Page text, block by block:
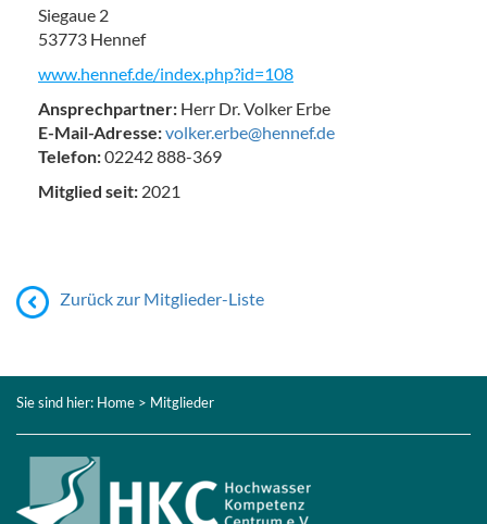
Siegaue 2
53773 Hennef
www.hennef.de/index.php?id=108
Ansprechpartner: Herr Dr. Volker Erbe
E-Mail-Adresse:volker.erbe@hennef.de
Telefon:02242 888-369
Mitglied seit: 2021
Zurück zur Mitglieder-Liste
Sie sind hier: Home > Mitglieder